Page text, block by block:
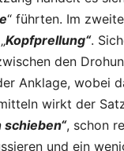
“ führten. Im
Kopfprellung“.
den
Anklage, wobei
wirkt der
, schon
und ein